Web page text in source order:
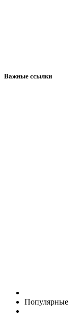
Важные ссылки
Популярные